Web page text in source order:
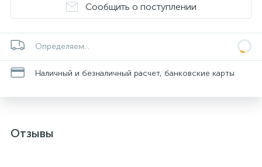
Сообщить о поступлении
Определяем...
Наличный и безналичный расчет, банковские карты
Отзывы